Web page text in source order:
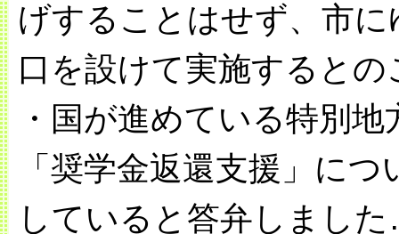
げすることはせず、市
口を設けて実施するとの
・国が進めている特別
「奨学金返還支援」に
していると答弁しまし